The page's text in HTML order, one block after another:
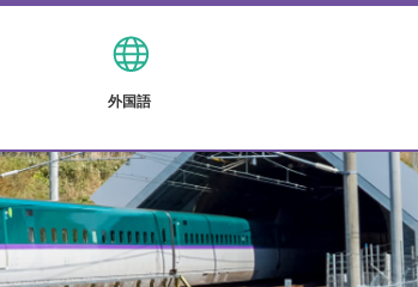
外国語